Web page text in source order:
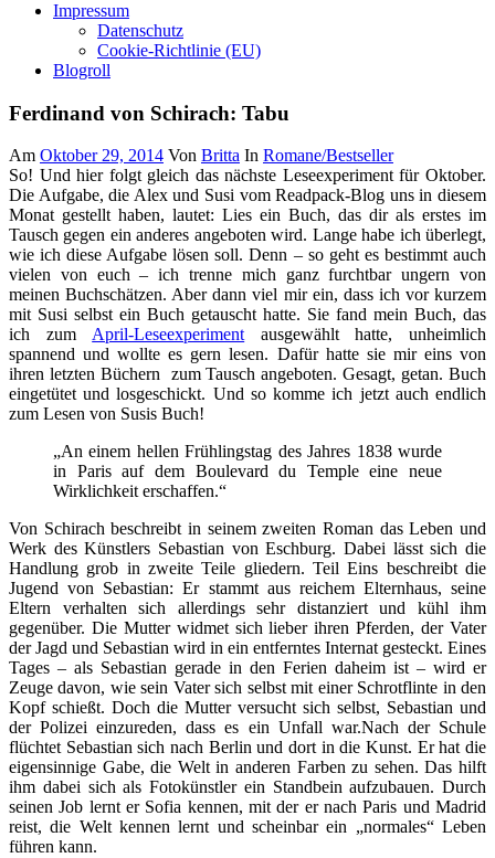
Impressum
Datenschutz
Cookie-Richtlinie (EU)
Blogroll
Ferdinand von Schirach: Tabu
Am Oktober 29, 2014 Von Britta In Romane/Bestseller
So! Und hier folgt gleich das nächste Leseexperiment für Oktober.
Die Aufgabe, die Alex und Susi vom Readpack-Blog uns in diesem
Monat gestellt haben, lautet: Lies ein Buch, das dir als erstes im
Tausch gegen ein anderes angeboten wird. Lange habe ich überlegt,
wie ich diese Aufgabe lösen soll. Denn – so geht es bestimmt auch
vielen von euch – ich trenne mich ganz furchtbar ungern von
meinen Buchschätzen. Aber dann viel mir ein, dass ich vor kurzem
mit Susi selbst ein Buch getauscht hatte. Sie fand mein Buch, das
ich zumApril-Leseexperimentausgewählt hatte, unheimlich
spannend und wollte es gern lesen. Dafür hatte sie mir eins von
ihren letzten Büchern zum Tausch angeboten. Gesagt, getan. Buch
eingetütet und losgeschickt. Und so komme ich jetzt auch endlich
zum Lesen von Susis Buch!
„An einem hellen Frühlingstag des Jahres 1838 wurde
in Paris auf dem Boulevard du Temple eine neue
Wirklichkeit erschaffen.“
Von Schirach beschreibt in seinem zweiten Roman das Leben und
Werk des Künstlers Sebastian von Eschburg. Dabei lässt sich die
Handlung grob in zweite Teile gliedern. Teil Eins beschreibt die
Jugend von Sebastian: Er stammt aus reichem Elternhaus, seine
Eltern verhalten sich allerdings sehr distanziert und kühl ihm
gegenüber. Die Mutter widmet sich lieber ihren Pferden, der Vater
der Jagd und Sebastian wird in ein entferntes Internat gesteckt. Eines
Tages – als Sebastian gerade in den Ferien daheim ist – wird er
Zeuge davon, wie sein Vater sich selbst mit einer Schrotflinte in den
Kopf schießt. Doch die Mutter versucht sich selbst, Sebastian und
der Polizei einzureden, dass es ein Unfall war.Nach der Schule
flüchtet Sebastian sich nach Berlin und dort in die Kunst. Er hat die
eigensinnige Gabe, die Welt in anderen Farben zu sehen. Das hilft
ihm dabei sich als Fotokünstler ein Standbein aufzubauen. Durch
seinen Job lernt er Sofia kennen, mit der er nach Paris und Madrid
reist, die Welt kennen lernt und scheinbar ein „normales“ Leben
führen kann.